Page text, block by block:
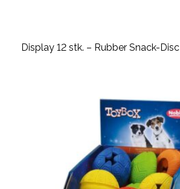
Display 12 stk. – Rubber Snack-Disc